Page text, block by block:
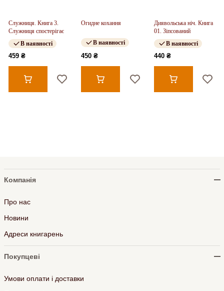
Служниця. Книга 3.
Служниця спостерігає
В наявності
459 ₴
Огидне кохання
В наявності
450 ₴
Диявольська ніч. Книга
01. Зіпсований
В наявності
440 ₴
Компанія
Про нас
Новини
Адреси книгарень
Покупцеві
Умови оплати і доставки